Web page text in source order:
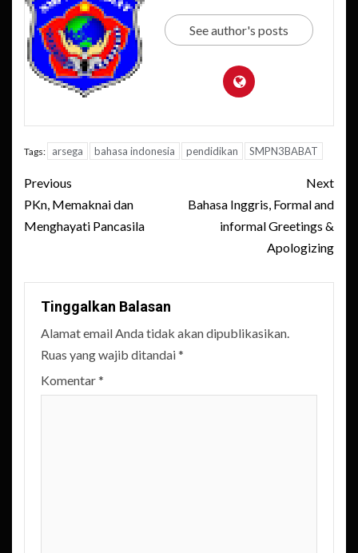
See author's posts
Tags: arsega bahasa indonesia pendidikan SMPN3BABAT
Post
navigation
Previous
PKn, Memaknai dan
Menghayati Pancasila
Next
Bahasa Inggris, Formal and
informal Greetings &
Apologizing
Tinggalkan Balasan
Alamat email Anda tidak akan dipublikasikan.
Ruas yang wajib ditandai*
Komentar*